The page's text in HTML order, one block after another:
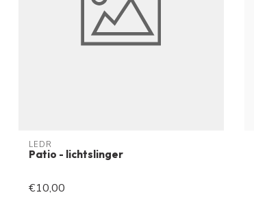
LEDR
Patio - lichtslinger
€10,00